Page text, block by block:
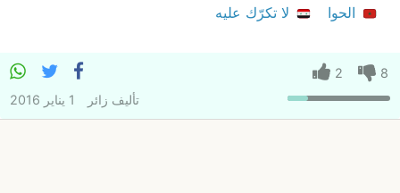
الحوا
لا تكرّك عليه
8
2
تأليف زائر 1 يناير 2016